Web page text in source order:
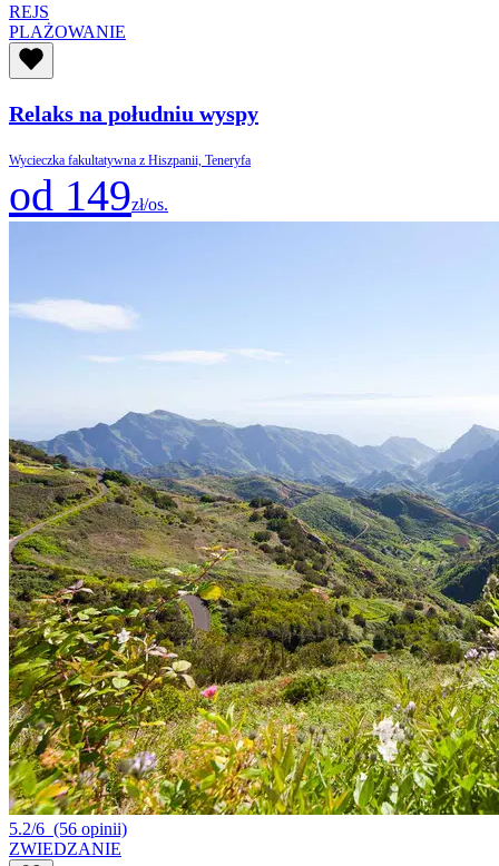
REJS
PLAŻOWANIE
Relaks na południu wyspy
Wycieczka fakultatywna z Hiszpanii, Teneryfa
od 149zł/os.
5.2/6 (56 opinii)
ZWIEDZANIE